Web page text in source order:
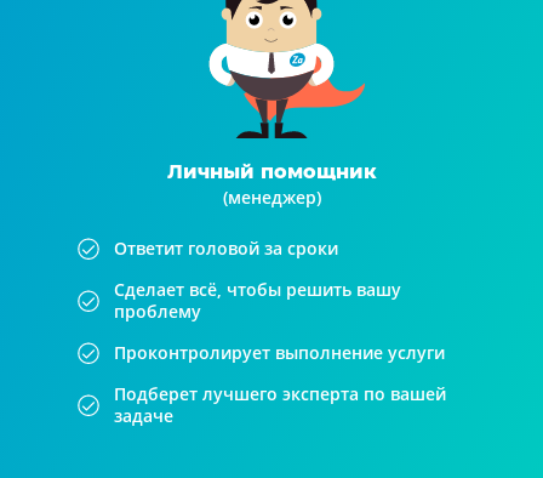
Личный помощник
(менеджер)
Ответит головой за сроки
Сделает всё, чтобы решить вашу
проблему
Проконтролирует выполнение услуги
Подберет лучшего эксперта по вашей
задаче